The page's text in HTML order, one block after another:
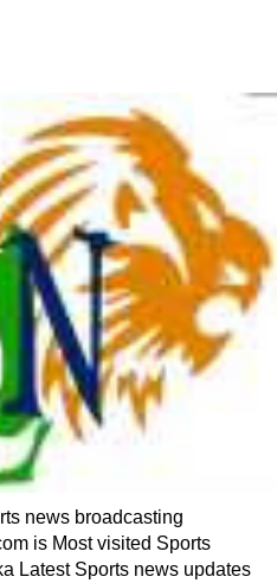
news broadcasting
is Most visited Sports
Latest Sports news updates